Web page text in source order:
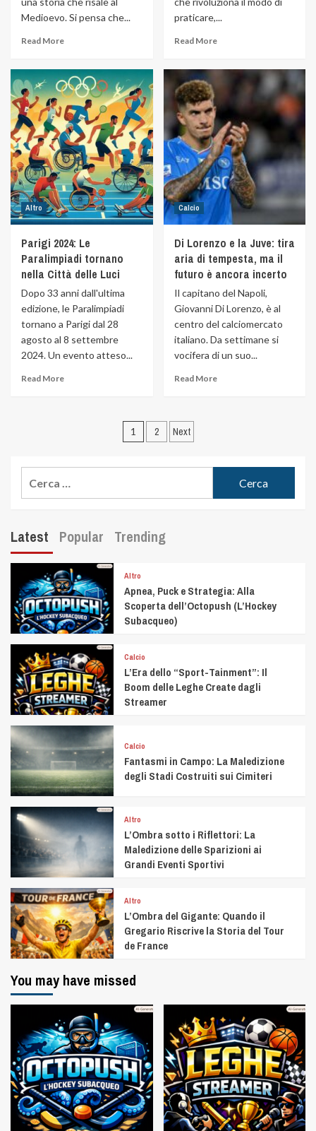
Medioevo. Si pensa che...
Read More
praticare,...
Read More
Altro
Parigi 2024: Le
Paralimpiadi tornano
nella Città delle Luci
Dopo 33 anni dall'ultima
edizione, le Paralimpiadi
tornano a Parigi dal 28
agosto al 8 settembre
2024. Un evento atteso...
Read More
Calcio
Di Lorenzo e la Juve: tira
aria di tempesta, ma il
futuro è ancora incerto
Il capitano del Napoli,
Giovanni Di Lorenzo, è al
centro del calciomercato
italiano. Da settimane si
vocifera di un suo...
Read More
1 2 Next
Latest Popular Trending
Altro
Apnea, Puck e Strategia: Alla
Scoperta dell’Octopush (L’Hockey
Subacqueo)
Calcio
L’Era dello “Sport-Tainment”: Il
Boom delle Leghe Create dagli
Streamer
Calcio
Fantasmi in Campo: La Maledizione
degli Stadi Costruiti sui Cimiteri
Altro
L’Ombra sotto i Riflettori: La
Maledizione delle Sparizioni ai
Grandi Eventi Sportivi
Altro
L’Ombra del Gigante: Quando il
Gregario Riscrive la Storia del Tour
de France
You may have missed